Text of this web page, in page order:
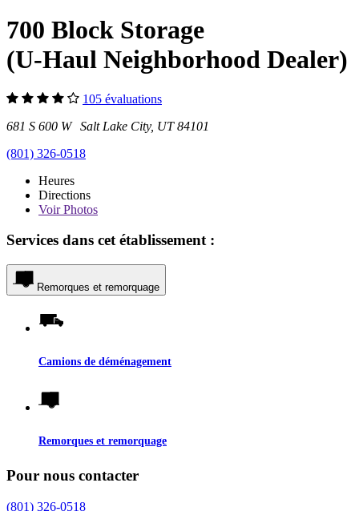
700 Block Storage
(U-Haul Neighborhood Dealer)
105 évaluations
681 S 600 W Salt Lake City, UT 84101
(801) 326-0518
Heures
Directions
VoirPhotos
Services dans cet établissement :
Remorques et remorquage
Camions de déménagement
Remorques et remorquage
Pour nous contacter
(801) 326-0518